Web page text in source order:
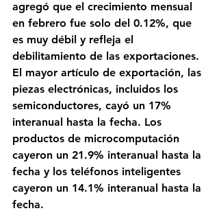
agregó que el crecimiento mensual
en febrero fue solo del 0.12%, que
es muy débil y refleja el
debilitamiento de las exportaciones.
El mayor artículo de exportación, las
piezas electrónicas, incluidos los
semiconductores, cayó un 17%
interanual hasta la fecha. Los
productos de microcomputación
cayeron un 21.9% interanual hasta la
fecha y los teléfonos inteligentes
cayeron un 14.1% interanual hasta la
fecha.